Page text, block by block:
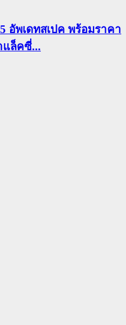
อัพเดทสเปค พร้อมราคา
แล็คซี่...